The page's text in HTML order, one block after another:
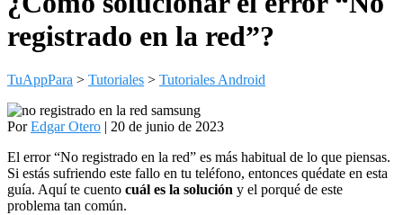
registrado en la red”?
TuAppPara > Tutoriales > Tutoriales Android
PorEdgar Otero | 20 de junio de 2023
El error “No registrado en la red” es más habitual de lo que piensas.
Si estás sufriendo este fallo en tu teléfono, entonces quédate en esta
guía. Aquí te cuento cuál es la solución y el porqué de este
problema tan común.